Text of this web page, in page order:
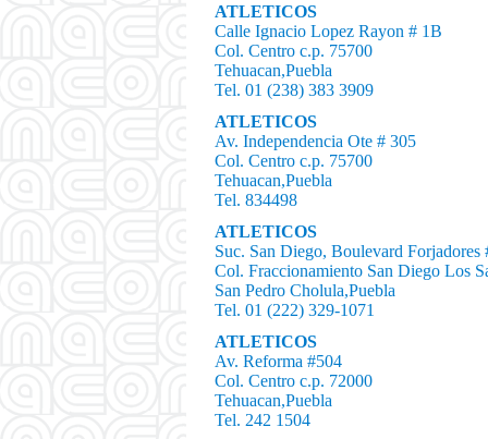
ATLETICOS
Calle Ignacio Lopez Rayon # 1B
Col. Centro c.p. 75700
Tehuacan,Puebla
Tel. 01 (238) 383 3909
ATLETICOS
Av. Independencia Ote # 305
Col. Centro c.p. 75700
Tehuacan,Puebla
Tel. 834498
ATLETICOS
Suc. San Diego, Boulevard
Col. Fraccionamiento San Diego Los
San Pedro Cholula,Puebla
Tel. 01 (222) 329-1071
ATLETICOS
Av. Reforma #504
Col. Centro c.p. 72000
Tehuacan,Puebla
Tel. 242 1504